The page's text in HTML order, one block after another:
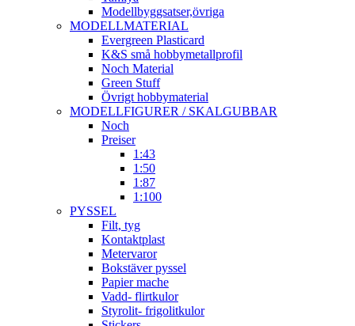
Modellbyggsatser,övriga
MODELLMATERIAL
Evergreen Plasticard
K&S små hobbymetallprofil
Noch Material
Green Stuff
Övrigt hobbymaterial
MODELLFIGURER / SKALGUBBAR
Noch
Preiser
1:43
1:50
1:87
1:100
PYSSEL
Filt, tyg
Kontaktplast
Metervaror
Bokstäver pyssel
Papier mache
Vadd- flirtkulor
Styrolit- frigolitkulor